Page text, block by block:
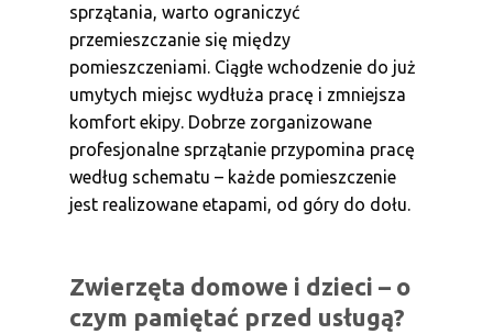
sprzątania, warto ograniczyć
przemieszczanie się między
pomieszczeniami. Ciągłe wchodzenie do już
umytych miejsc wydłuża pracę i zmniejsza
komfort ekipy. Dobrze zorganizowane
profesjonalne sprzątanie przypomina pracę
według schematu – każde pomieszczenie
jest realizowane etapami, od góry do dołu.
Zwierzęta domowe i dzieci – o
czym pamiętać przed usługą?